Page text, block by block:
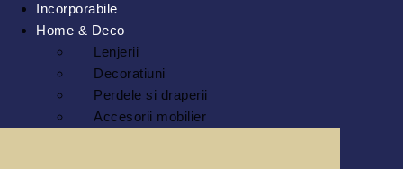
Incorporabile
Home & Deco
Lenjerii
Decoratiuni
Perdele si draperii
Accesorii mobilier